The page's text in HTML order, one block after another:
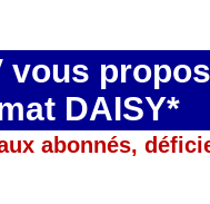
vous
DAISY*
abonnés,